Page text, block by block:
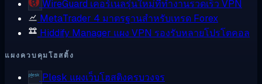
WireGuard เคอร์เนลรุ่นใหม่ที่ทำงานรวดเร็ว VPN
MetaTrader 4 มาตรฐานสำหรับเทรด Forex
Hiddify Manager แผง VPN รองรับหลายโปรโตคอล
แผงควบคุมโฮสติ้ง
Plesk แผงเว็บโฮสติงครบวงจร